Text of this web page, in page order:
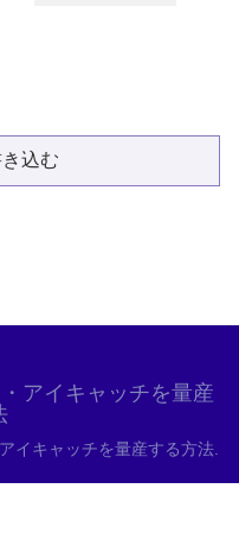
込む
アイキャッチを量産
イキャッチを量産する方法.